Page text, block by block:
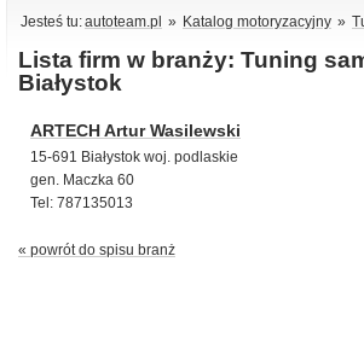
Jesteś tu:autoteam.pl » Katalog motoryzacyjny »
Lista firm w branży: Tuning
Białystok
ARTECH Artur Wasilewski
15-691 Białystok woj. podlaskie
gen. Maczka 60
Tel: 787135013
« powrót do spisu branż